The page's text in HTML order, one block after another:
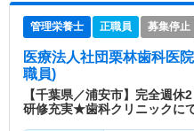
管理栄養士 正職員 募集停止
医療法人社団栗林歯科医
職員)
【千葉県／浦安市】完全週
研修充実★歯科クリニックに